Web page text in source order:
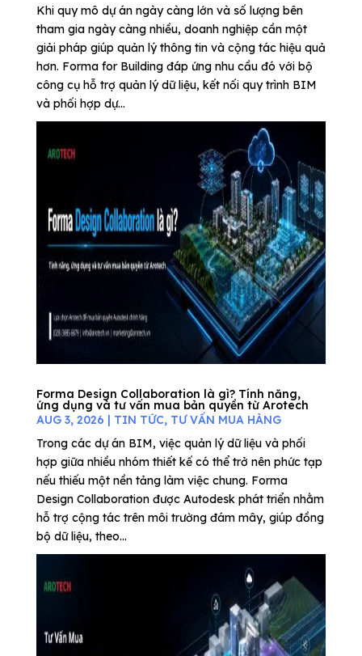
Khi quy mô dự án ngày càng lớn và số lượng bên
tham gia ngày càng nhiều, doanh nghiệp cần một
giải pháp giúp quản lý thông tin và cộng tác hiệu quả
hơn. Forma for Building đáp ứng nhu cầu đó với bộ
công cụ hỗ trợ quản lý dữ liệu, kết nối quy trình BIM
và phối hợp dự...
Forma Design Collaboration là gì? Tính năng,
ứng dụng và tư vấn mua bản quyền từ Arotech
AUG 3, 2026 | TIN TỨC, TƯ VẤN MUA HÀNG
Trong các dự án BIM, việc quản lý dữ liệu và phối
hợp giữa nhiều nhóm thiết kế có thể trở nên phức tạp
nếu thiếu một nền tảng làm việc chung. Forma
Design Collaboration được Autodesk phát triển nhằm
hỗ trợ cộng tác trên môi trường đám mây, giúp đồng
bộ dữ liệu, theo...